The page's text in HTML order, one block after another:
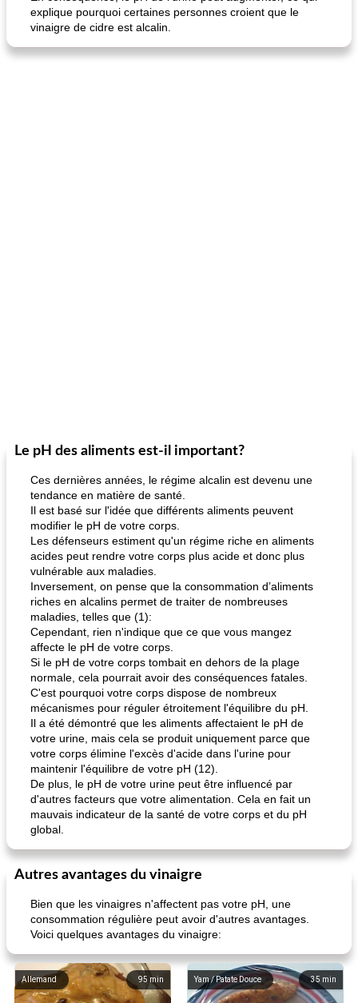
explique pourquoi certaines personnes croient que le
vinaigre de cidre est alcalin.
Le pH des aliments est-il important?
Ces dernières années, le régime alcalin est devenu une
tendance en matière de santé.
Il est basé sur l'idée que différents aliments peuvent
modifier le pH de votre corps.
Les défenseurs estiment qu'un régime riche en aliments
acides peut rendre votre corps plus acide et donc plus
vulnérable aux maladies.
Inversement, on pense que la consommation d’aliments
riches en alcalins permet de traiter de nombreuses
maladies, telles que (1):
Cependant, rien n'indique que ce que vous mangez
affecte le pH de votre corps.
Si le pH de votre corps tombait en dehors de la plage
normale, cela pourrait avoir des conséquences fatales.
C'est pourquoi votre corps dispose de nombreux
mécanismes pour réguler étroitement l'équilibre du pH.
Il a été démontré que les aliments affectaient le pH de
votre urine, mais cela se produit uniquement parce que
votre corps élimine l'excès d'acide dans l'urine pour
maintenir l'équilibre de votre pH (12).
De plus, le pH de votre urine peut être influencé par
d'autres facteurs que votre alimentation. Cela en fait un
mauvais indicateur de la santé de votre corps et du pH
global.
Autres avantages du vinaigre
Bien que les vinaigres n'affectent pas votre pH, une
consommation régulière peut avoir d'autres avantages.
Voici quelques avantages du vinaigre:
95 min
Allemand 35 min
Yam / Patate Douce